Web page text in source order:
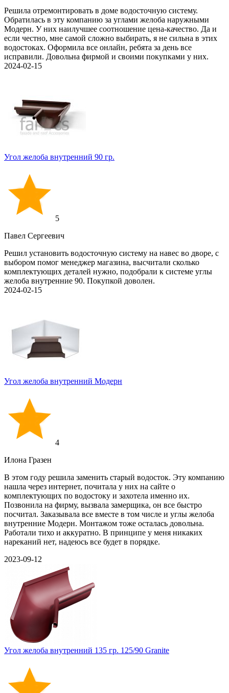
Решила отремонтировать в доме водосточную систему.
Обратилась в эту компанию за углами желоба наружными
Модерн. У них наилучшее соотношение цена-качество. Да и
если честно, мне самой сложно выбирать, я не сильна в этих
водостоках. Оформила все онлайн, ребята за день все
исправили. Довольна фирмой и своими покупками у них.
2024-02-15
Угол желоба внутренний 90 гр.
5
Павел Сергеевич
Решил установить водосточную систему на навес во дворе, с
выбором помог менеджер магазина, высчитали сколько
комплектующих деталей нужно, подобрали к системе углы
желоба внутренние 90. Покупкой доволен.
2024-02-15
Угол желоба внутренний Модерн
4
Илона Гразен
В этом году решила заменить старый водосток. Эту компанию
нашла через интернет, почитала у них на сайте о
комплектующих по водостоку и захотела именно их.
Позвонила на фирму, вызвала замерщика, он все быстро
посчитал. Заказывала все вместе в том числе и углы желоба
внутренние Модерн. Монтажом тоже осталась довольна.
Работали тихо и аккуратно. В принципе у меня никаких
нареканий нет, надеюсь все будет в порядке.
2023-09-12
Угол желоба внутренний 135 гр. 125/90 Granite